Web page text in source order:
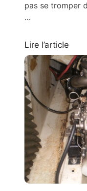
pas se tromper
…
Lire l’article